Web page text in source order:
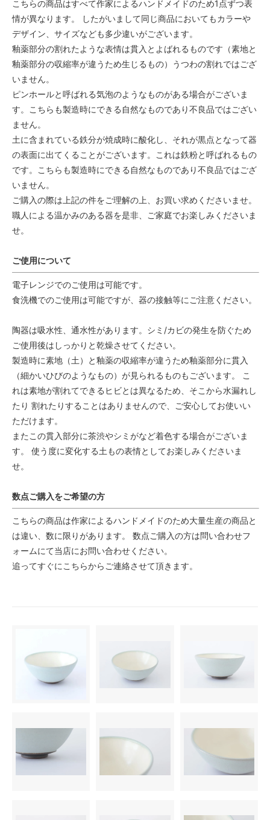
こちらの商品はすべて作家によるハンドメイドのため1点ずつ表
情が異なります。 したがいまして同じ商品においてもカラーや
デザイン、サイズなども多少違いがございます。
釉薬部分の割れたような表情は貫入とよばれるものです（素地と
釉薬部分の収縮率が違うため生じるもの）うつわの割れではござ
いません。
ピンホールと呼ばれる気泡のようなものがある場合がございま
す。こちらも製造時にできる自然なものであり不良品ではござい
ません。
土に含まれている鉄分が焼成時に酸化し、それが黒点となって器
の表面に出てくることがございます。これは鉄粉と呼ばれるもの
です。こちらも製造時にできる自然なものであり不良品ではござ
いません。
ご購入の際は上記の件をご理解の上、お買い求めくださいませ。
職人による温かみのある器を是非、ご家庭でお楽しみくださいま
せ。
ご使用について
電子レンジでのご使用は可能です。
食洗機でのご使用は可能ですが、器の接触等にご注意ください。
陶器は吸水性、通水性があります。シミ/カビの発生を防ぐため
ご使用後はしっかりと乾燥させてください。
製造時に素地（土）と釉薬の収縮率が違うため釉薬部分に貫入
（細かいひびのようなもの）が見られるものもございます。 こ
れは素地が割れてできるヒビとは異なるため、そこから水漏れし
たり 割れたりすることはありませんので、ご安心してお使いい
ただけます。
またこの貫入部分に茶渋やシミがなど着色する場合がございま
す。 使う度に変化する土もの表情としてお楽しみくださいま
せ。
数点ご購入をご希望の方
こちらの商品は作家によるハンドメイドのため大量生産の商品と
は違い、数に限りがあります。 数点ご購入の方は問い合わせフ
ォームにて当店にお問い合わせください。
追ってすぐにこちらからご連絡させて頂きます。